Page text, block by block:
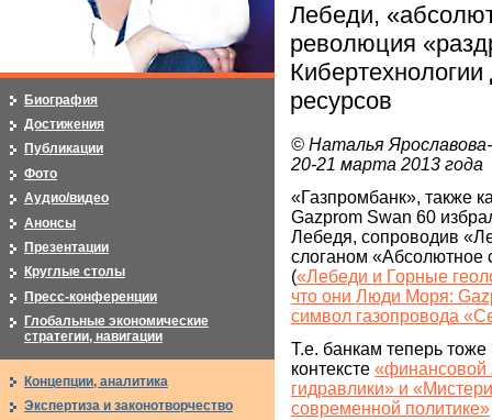
Лебеди,
революция
ресурсов
© Наталья
20-21 марта 2013 года
«Газпромбанк», также
Gazprom Swan 60
Лебедя, сопроводив
слоганом «Абсолютное
(«Лебеди и Горные
что они Люди Моря:
символ газопровода
Т.е. банкам теперь
контексте «финансовой
гидравлики» и
современной политике»
Биография
Достижения
Публикации
Фото
Аудио/видео
Анонсы
Презентации
Круглые столы
Пресс-конференции
Глобальные экономические
стратегии, навигации
Концепции, аналитика
Экспертиза и законотворчество